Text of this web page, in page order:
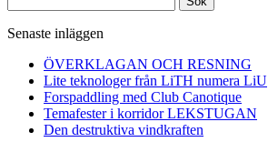
efter:
Senaste inläggen
ÖVERKLAGAN OCH RESNING
Lite teknologer från LiTH numera LiU
Forspaddling med Club Canotique
Temafester i korridor LEKSTUGAN
Den destruktiva vindkraften